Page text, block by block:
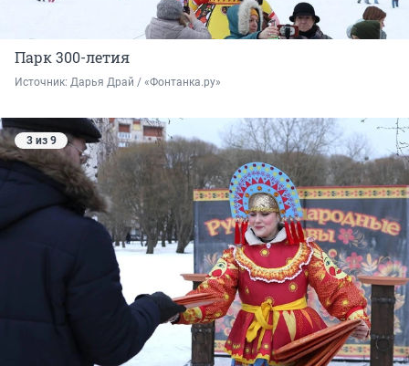
Парк 300-летия
Источник: Дарья Драй / «Фонтанка.ру»
3 из 9